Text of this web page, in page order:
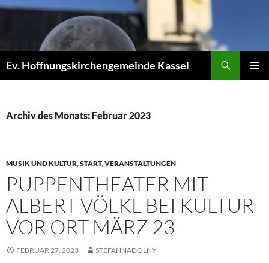
Zum
Ev. Hoffnungskirchengemeinde Kassel
Archiv des Monats: Februar 2023
MUSIK UND KULTUR,START,VERANSTALTUNGEN
PUPPENTHEATER MIT
ALBERT VÖLKL BEI KULTUR
VOR ORT MÄRZ 23
FEBRUAR 27, 2023 STEFANNADOLNY